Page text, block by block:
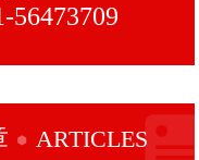
56473709
ARTICLES